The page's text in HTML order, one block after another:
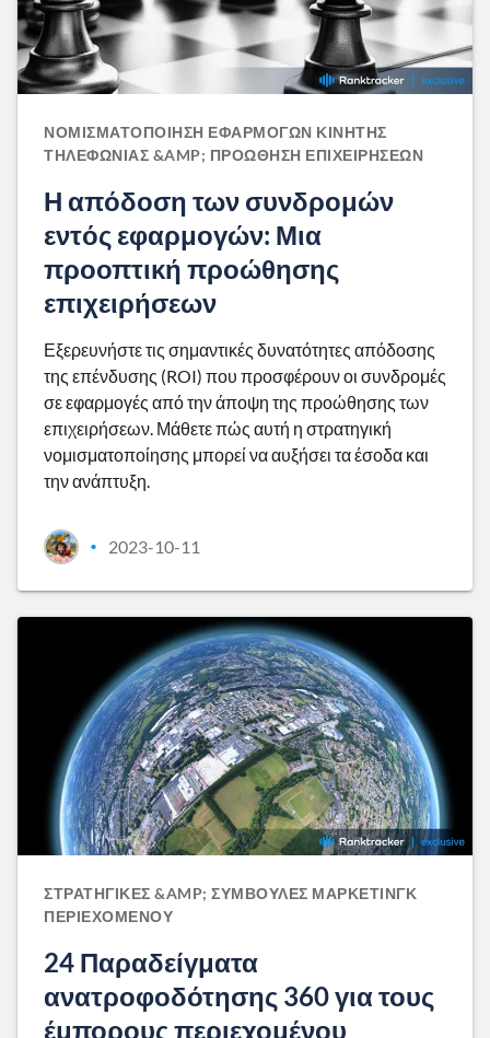
ΝΟΜΙΣΜΑΤΟΠΟΊΗΣΗ ΕΦΑΡΜΟΓΏΝ ΚΙΝΗΤΉΣ
ΤΗΛΕΦΩΝΊΑΣ &AMP; ΠΡΟΏΘΗΣΗ ΕΠΙΧΕΙΡΉΣΕΩΝ
Η απόδοση των συνδρομών
εντός εφαρμογών: Μια
προοπτική προώθησης
επιχειρήσεων
Εξερευνήστε τις σημαντικές δυνατότητες απόδοσης
της επένδυσης (ROI) που προσφέρουν οι συνδρομές
σε εφαρμογές από την άποψη της προώθησης των
επιχειρήσεων. Μάθετε πώς αυτή η στρατηγική
νομισματοποίησης μπορεί να αυξήσει τα έσοδα και
την ανάπτυξη.
• 2023-10-11
ΣΤΡΑΤΗΓΙΚΈΣ &AMP; ΣΥΜΒΟΥΛΈΣ ΜΆΡΚΕΤΙΝΓΚ
ΠΕΡΙΕΧΟΜΈΝΟΥ
24 Παραδείγματα
ανατροφοδότησης 360 για τους
έμπορους περιεχομένου